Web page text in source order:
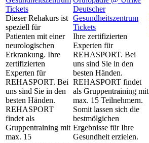
Tickets
Dieser Rehakurs ist
speziell für
Patienten mit einer
neurologischen
Erkrankung. Ihre
zertifizierten
Experten für
REHASPORT. Bei
uns sind Sie in den
besten Händen.
REHASPORT
findet als
Gruppentraining mit
max. 15
Tickets
Ihre zertifizierten
Experten für
REHASPORT. Bei
uns sind Sie in den
besten Händen.
REHASPORT findet
als Gruppentraining mit
max. 15 Teilnehmern.
Somit lassen sich die
bestmölgichen
Ergebnisse für Ihre
Gesundheit erzielen.